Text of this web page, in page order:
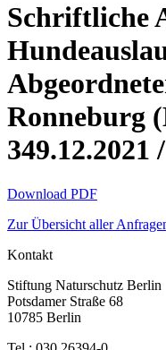
Schriftliche
Ronneburg
349.12.2021
Download PDF
Zur Übersicht aller
Kontakt
Stiftung Naturschutz Berlin
Potsdamer Straße 68
10785 Berlin